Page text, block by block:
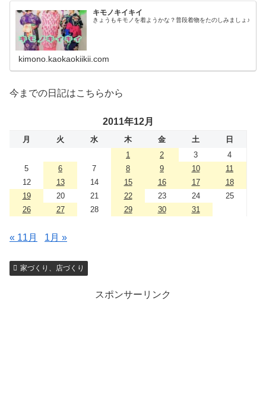
キモノキイキイ
きょうもキモノを着ようかな？普段着物をたのしみましょ♪
kimono.kaokaokiikii.com
今までの日記はこちらから
2011年12月
月 火 水 木 金 土
日
1
2 3
4
5
6 7 8 9 10
11
12
13 14 15 16 17
18
19
20 21 22 23 24
25
26
27 28 29 30 31
« 11月 1月 »
家づくり、店づくり
スポンサーリンク